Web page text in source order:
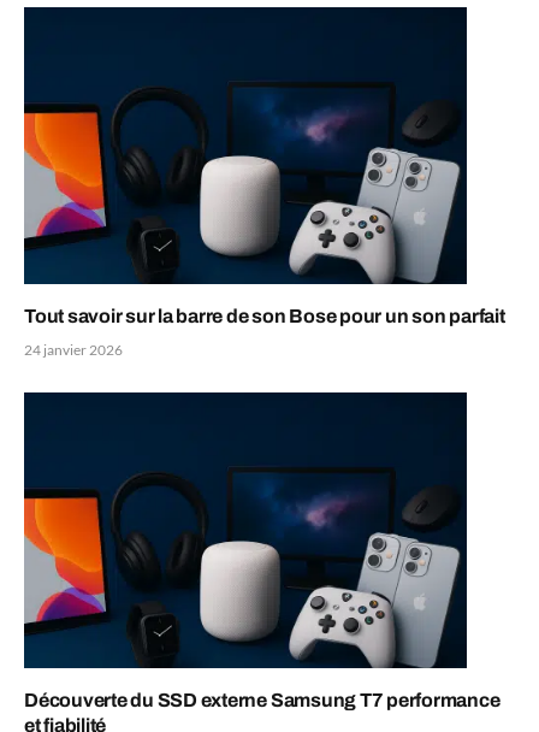
Tout savoir sur la barre de son Bose pour un son parfait
24 janvier 2026
Découverte du SSD externe Samsung T7 performance
et fiabilité